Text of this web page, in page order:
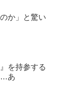
か」と驚い
を持参する
…あ